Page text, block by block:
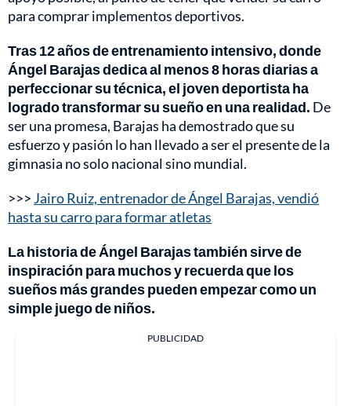
para comprar implementos deportivos.
Tras 12 años de entrenamiento intensivo, donde
Ángel Barajas dedica al menos 8 horas diarias a
perfeccionar su técnica, el joven deportista ha
logrado transformar su sueño en una realidad. De
ser una promesa, Barajas ha demostrado que su
esfuerzo y pasión lo han llevado a ser el presente de la
gimnasia no solo nacional sino mundial.
>>> Jairo Ruiz, entrenador de Ángel Barajas, vendió
hasta su carro para formar atletas
La historia de Ángel Barajas también sirve de
inspiración para muchos y recuerda que los
sueños más grandes pueden empezar como un
simple juego de niños.
PUBLICIDAD